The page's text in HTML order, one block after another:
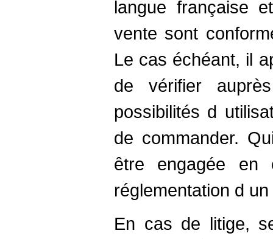
langue française
vente sont
Le cas échéant, il
de vérifier
possibilités d
de commander.
être engagée
réglementation d
En cas de litige,